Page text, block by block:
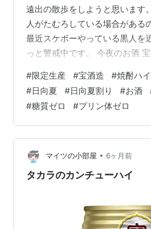
遠出の散歩をしようと思います
人がたむろしている場合がある
最近スケボーやっている黒人を
っと警戒中です。 今夜のお酒
ール。 個人的に外れがない味ば
しい味が出ているとつい買っち
でオススメ。 リンク 『焼酎ハ
り』は糖質ゼロ、プリン体ゼロ
ボールから爽やかな香りとほど
日向夏割りが限定で発売中です
#限定生産 #宝酒造 #焼酎ハ
#日向夏 #日向夏割り #お酒
#糖質ゼロ #プリン体ゼロ
マイツの小部屋 • 6ヶ月前
タカラのカンチューハイ